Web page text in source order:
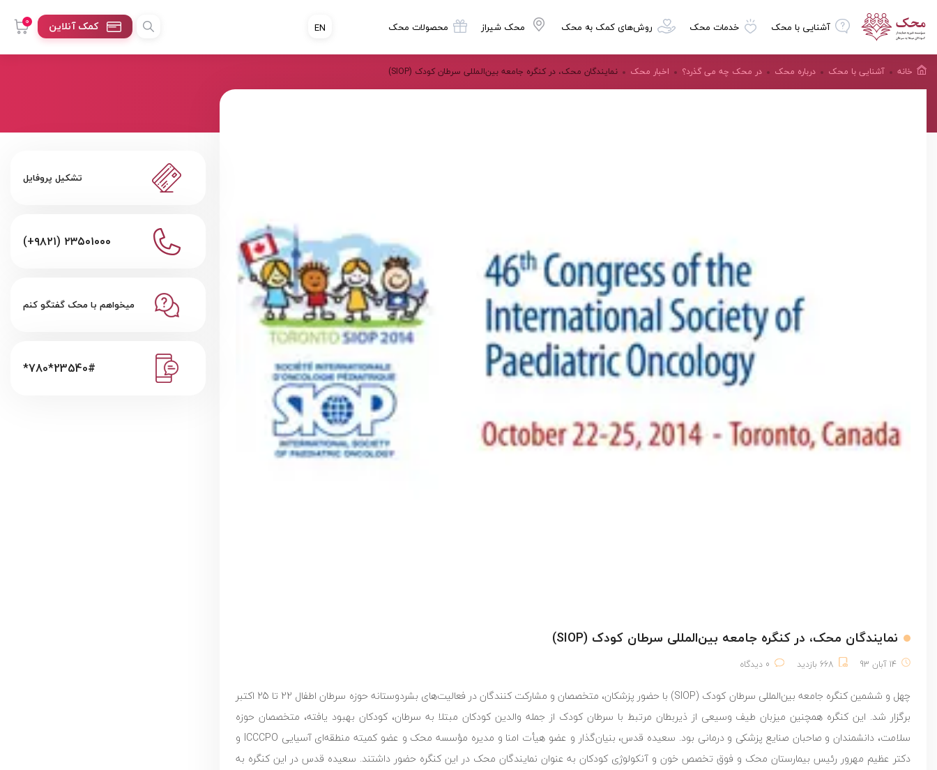
آشنایی با محک خدمات محک روش‌های کمک به محک محک شیراز محصولات محک 0 کمک آنلاین EN
خانه آشنایی با محک درباره محک در محک چه می گذرد؟ اخبار محک نمایندگان محک، در کنگره جامعه بین‌المللی سرطان کودک (SIOP)
نمایندگان محک، در کنگره جامعه بین‌المللی سرطان کودک (SIOP)
14 آبان 93 668 بازدید 0 دیدگاه
چهل و ششمین کنگره جامعه بین‌المللی سرطان کودک (SIOP) با حضور پزشکان، متخصصان و مشارکت کنندگان در فعالیت‌های بشردوستانه حوزه سرطان اطفال 22 تا 25 اکتبر
برگزار شد. این کنگره همچنین میزبان طیف وسیعی از ذیربطان مرتبط با سرطان کودک از جمله والدین کودکان مبتلا به سرطان، کودکان بهبود یافته، متخصصان حوزه
سلامت، دانشمندان و صاحبان صنایع پزشکی و درمانی بود. سعیده قدس، بنیان‌گذار و عضو هیأت امنا و مدیره مؤسسه محک و عضو کمیته منطقه‌ای آسیایی ICCCPO و
دکتر عظیم مهرور رئیس بیمارستان محک و فوق تخصص خون و آنکولوژی کودکان به عنوان نمایندگان محک در این کنگره حضور داشتند. سعیده قدس در این کنگره به
تشکیل پروفایل
(+۹۸۲۱) ۲۳۵۰۱۰۰۰
میخواهم با محک گفتگو کنم
*780*23540#